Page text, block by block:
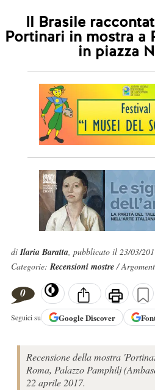
Il Brasile
Portinari in mostra a
in piazza
diIlaria Baratta, pubblicato il 23/03/
Categorie:Recensioni mostre/
0
Seguici su GoogleDiscover
Recensione della mostra
Roma, Palazzo Pamphilj
22 aprile 2017.